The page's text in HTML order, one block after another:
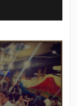
百田夏菜子
磯自慢酒造
米久
舞酒造
造